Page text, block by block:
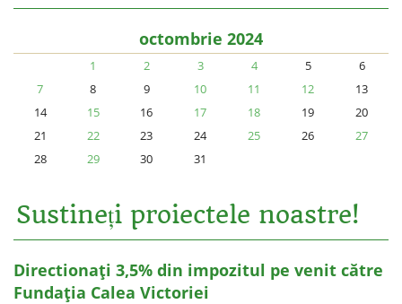
octombrie 2024
1 2 3 4 5
6
7
8 9 10 11 12
13
14
15 16 17 18 19
20
21
22 23 24 25 26
27
28
29 30 31
Sustineți proiectele noastre!
Directionați 3,5% din impozitul pe venit către
Fundația Calea Victoriei